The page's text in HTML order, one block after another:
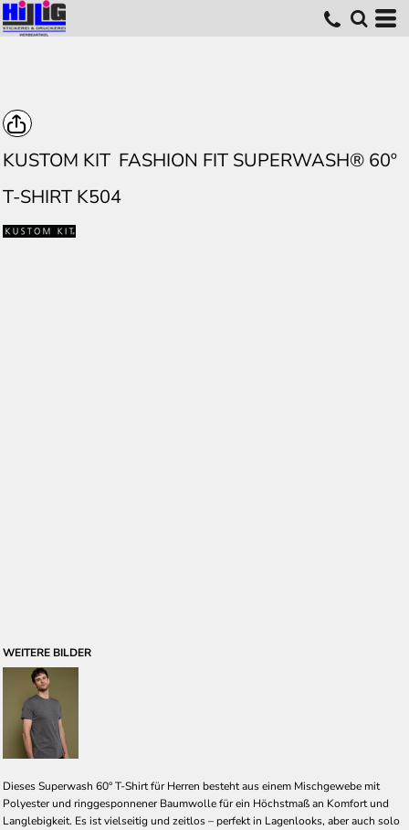
KUSTOM KIT FASHION FIT SUPERWASH® 60º
T-SHIRT K504
WEITERE BILDER
Dieses Superwash 60° T-Shirt für Herren besteht aus einem Mischgewebe mit
Polyester und ringgesponnener Baumwolle für ein Höchstmaß an Komfort und
Langlebigkeit. Es ist vielseitig und zeitlos – perfekt in Lagenlooks, aber auch solo